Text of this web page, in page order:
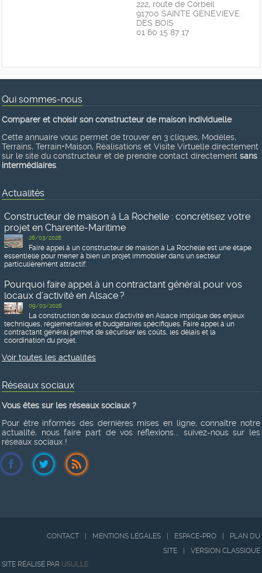
222, route de Corbeil
91700 SAINTE GENEVIEVE
DES BOIS
01 60 15 87 17
Qui sommes-nous
Comparer et choisir son constructeur de maison individuelle
Cette annuaire vous permet de trouver en 3 cliques, Modèles,
Terrains, Terrain+Maison, Réalisations et Visite Virtuelle directement
sur le site du constructeur et de prendre contact directement sans
intermédiaires.
Actualités
Constructeur de maison à La Rochelle : concrétisez votre
projet en Charente-Maritime
26/03/2026
Faire appel à un constructeur de maison à La Rochelle est une étape
essentielle pour mener à bien un projet immobilier dans un secteur
particulièrement attractif.
Pourquoi faire appel à un contractant général pour vos
locaux d’activité en Alsace ?
09/03/2026
La construction de locaux d’activité en Alsace implique des enjeux
techniques, réglementaires et budgétaires spécifiques. Faire appel à un
contractant général permet de sécuriser les coûts, les délais et la
coordination du projet.
Voir toutes les actualités
Réseaux sociaux
Vous êtes sur les réseaux sociaux ?
Pour être informés des dernières mises en ligne, connaître notre
actualité, nous faire part de vos réflexions... suivez-nous sur les
réseaux sociaux !
CONTACT MENTIONS LÉGALES ESPACE-PRO
PLAN DU
SITE
VERSION CLASSIQUE
SITE RÉALISÉ PAR USULLE